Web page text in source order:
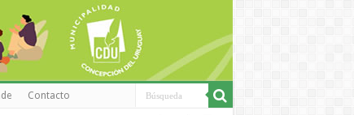
Contacto